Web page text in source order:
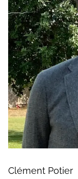
Clément Potier